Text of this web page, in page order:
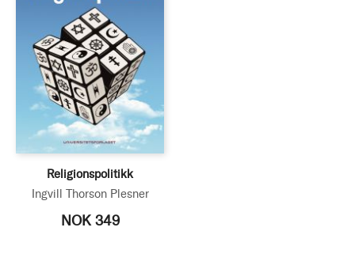
Religionspolitikk
Ingvill Thorson Plesner
NOK 349